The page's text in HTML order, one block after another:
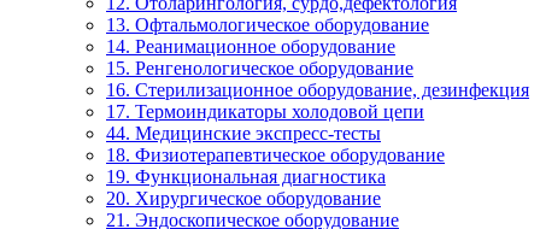
13. Офтальмологическое оборудование
14. Реанимационное оборудование
15. Ренгенологическое оборудование
16. Стерилизационное оборудование, дезинфекция
17. Термоиндикаторы холодовой цепи
44. Медицинские экспресс-тесты
18. Физиотерапевтическое оборудование
19. Функциональная диагностика
20. Хирургическое оборудование
21. Эндоскопическое оборудование